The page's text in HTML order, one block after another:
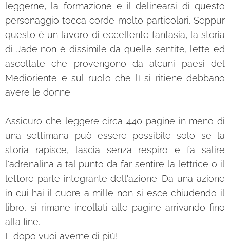
leggerne, la formazione e il delinearsi di questo
personaggio tocca corde molto particolari. Seppur
questo è un lavoro di eccellente fantasia, la storia
di Jade non è dissimile da quelle sentite, lette ed
ascoltate che provengono da alcuni paesi del
Medioriente e sul ruolo che lì si ritiene debbano
avere le donne.
Assicuro che leggere circa 440 pagine in meno di
una settimana può essere possibile solo se la
storia rapisce, lascia senza respiro e fa salire
l'adrenalina a tal punto da far sentire la lettrice o il
lettore parte integrante dell'azione. Da una azione
in cui hai il cuore a mille non si esce chiudendo il
libro, si rimane incollati alle pagine arrivando fino
alla fine.
E dopo vuoi averne di più!